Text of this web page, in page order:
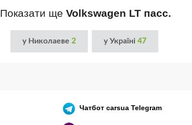
Показати ще Volkswagen LT пасс.
у Николаеве 2 у Україні 47
Чатботcarsua Telegram